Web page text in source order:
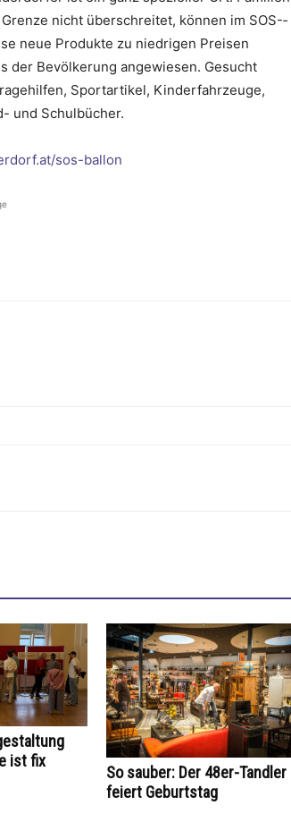
nicht überschreitet, können im SOS-­
neue Produkte zu ­niedrigen Preisen
der Bevöl­kerung angewiesen. ­Gesucht
Sportartikel, Kinderfahrzeuge,
und Schulbücher.
sos-ballon
ist fix
So sauber: Der 48er-Tandler
feiert Geburtstag